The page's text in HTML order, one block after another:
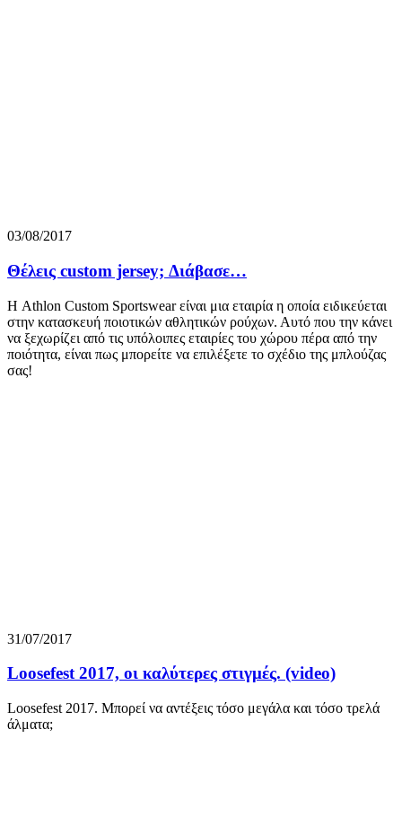
03/08/2017
Θέλεις custom jersey; Διάβασε…
Η Athlon Custom Sportswear είναι μια εταιρία η οποία ειδικεύεται
στην κατασκευή ποιοτικών αθλητικών ρούχων. Αυτό που την κάνει
να ξεχωρίζει από τις υπόλοιπες εταιρίες του χώρου πέρα από την
ποιότητα, είναι πως μπορείτε να επιλέξετε το σχέδιο της μπλούζας
σας!
31/07/2017
Loosefest 2017, οι καλύτερες στιγμές. (video)
Loosefest 2017. Μπορεί να αντέξεις τόσο μεγάλα και τόσο τρελά
άλματα;